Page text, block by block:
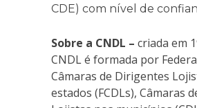
CDE) com nível de
Sobre a CNDL – criada em
CNDL é formada por
Câmaras de Dirigentes
estados (FCDLs), Câmaras